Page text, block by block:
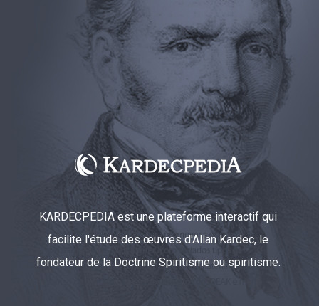
KARDECPEDIA est une plateforme interactif qui
facilite l'étude des œuvres d'Allan Kardec, le
fondateur de la Doctrine Spiritisme ou spiritisme.